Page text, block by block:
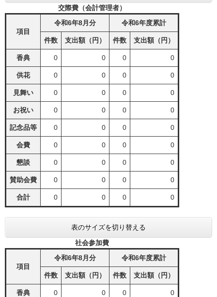
交際費（会計管理者）
項目
令和6年8月分 令和6年度累計
件数 支出額（円） 件数 支出額（円）
香典 0 0 0 0
供花 0 0 0 0
見舞い 0 0 0 0
お祝い 0 0 0 0
記念品等 0 0 0 0
会費 0 0 0 0
懇談 0 0 0 0
賛助会費 0 0 0 0
合計 0 0 0 0
表のサイズを切り替える
社会参加費
項目
令和6年8月分 令和6年度累計
件数 支出額（円） 件数 支出額（円）
香典 0 0 0 0